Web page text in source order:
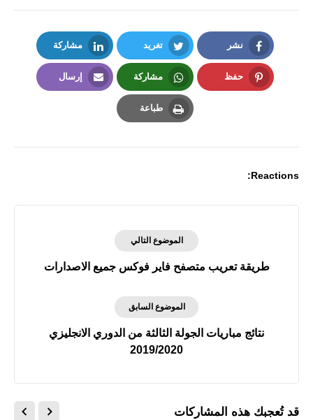
نشر
Facebook
تغريد
Twitter
مشاركة
LinkedIn
حفظ مشاركة
Whatsapp
إرسال
طباعة
Reactions:
الموضوع التالي
طريقة تعريب متصفح فاير فوكس جميع الاصدارات
الموضوع السابق
نتائج مباريات الجولة الثالثة من الدوري الانجليزي
2019/2020
قد تُعجبك هذه المشاركات